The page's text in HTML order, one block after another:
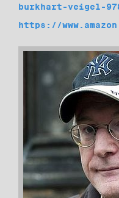
burkhart-veigel-
https://